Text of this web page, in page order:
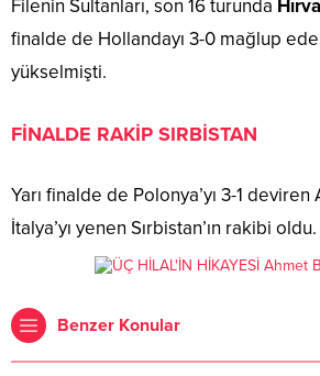
Filenin Sultanları, son 16 turunda
finalde de Hollandayı 3-0 mağlup
yükselmişti.
FİNALDE RAKİP SIRBİSTAN
Yarı finalde de Polonya’yı 3-1 deviren
İtalya’yı yenen Sırbistan’ın rakibi oldu.
Benzer Konular